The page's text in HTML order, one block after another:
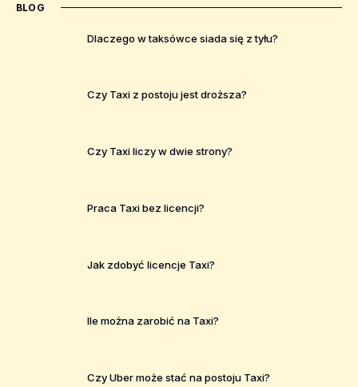
BLOG
Dlaczego w taksówce siada się z tyłu?
Czy Taxi z postoju jest droższa?
Czy Taxi liczy w dwie strony?
Praca Taxi bez licencji?
Jak zdobyć licencje Taxi?
Ile można zarobić na Taxi?
Czy Uber może stać na postoju Taxi?